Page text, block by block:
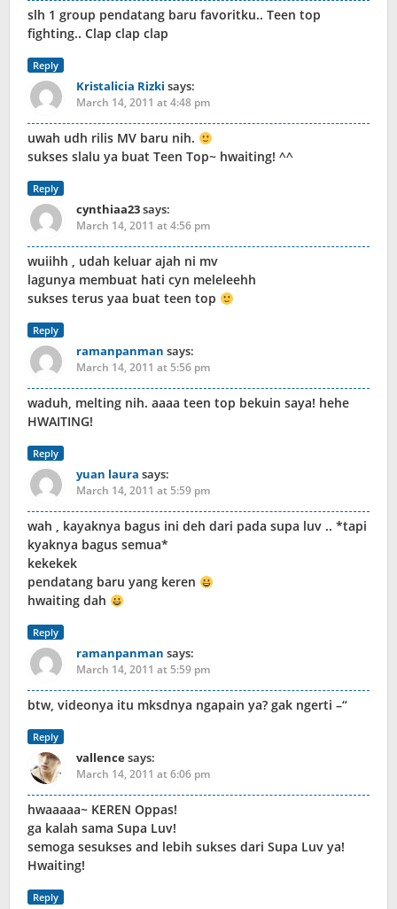
slh 1 group pendatang baru favoritku.. Teen top
fighting.. Clap clap clap
Reply
Kristalicia Rizki says:
March 14, 2011 at 4:48 pm
uwah udh rilis MV baru nih.
sukses slalu ya buat Teen Top~ hwaiting! ^^
Reply
cynthiaa23says:
March 14, 2011 at 4:56 pm
wuiihh , udah keluar ajah ni mv
lagunya membuat hati cyn meleleehh
sukses terus yaa buat teen top
Reply
ramanpanman says:
March 14, 2011 at 5:56 pm
waduh, melting nih. aaaa teen top bekuin saya! hehe
HWAITING!
Reply
yuan laura says:
March 14, 2011 at 5:59 pm
wah , kayaknya bagus ini deh dari pada supa luv .. *tapi
kyaknya bagus semua*
kekekek
pendatang baru yang keren
hwaiting dah
Reply
ramanpanman says:
March 14, 2011 at 5:59 pm
btw, videonya itu mksdnya ngapain ya? gak ngerti –“
Reply
vallencesays:
March 14, 2011 at 6:06 pm
hwaaaaa~ KEREN Oppas!
ga kalah sama Supa Luv!
semoga sesukses and lebih sukses dari Supa Luv ya!
Hwaiting!
Reply